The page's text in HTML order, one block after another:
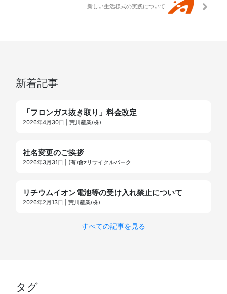
新しい生活様式の実践について
新着記事
「フロンガス抜き取り」料金改定
2026年4月30日 | 荒川産業(株)
社名変更のご挨拶
2026年3月31日 | (有)會zリサイクルパーク
リチウムイオン電池等の受け入れ禁止について
2026年2月13日 | 荒川産業(株)
すべての記事を見る
タグ